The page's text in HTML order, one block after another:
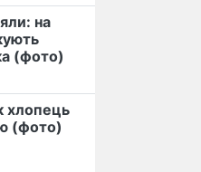
на
(фото)
хлопець
(фото)